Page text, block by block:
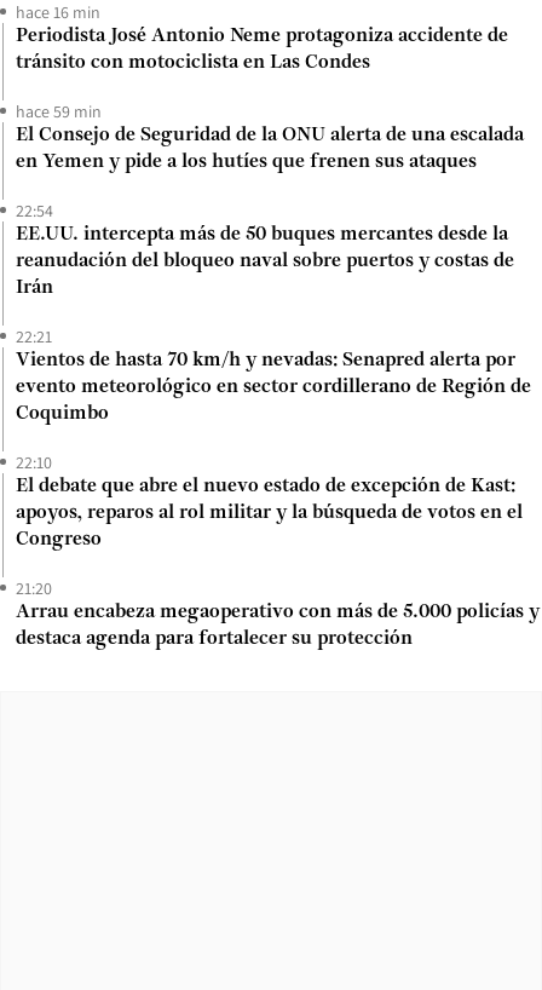
hace 16 min
Periodista José Antonio Neme protagoniza accidente de
tránsito con motociclista en Las Condes
hace 59 min
El Consejo de Seguridad de la ONU alerta de una escalada
en Yemen y pide a los hutíes que frenen sus ataques
22:54
EE.UU. intercepta más de 50 buques mercantes desde la
reanudación del bloqueo naval sobre puertos y costas de
Irán
22:21
Vientos de hasta 70 km/h y nevadas: Senapred alerta por
evento meteorológico en sector cordillerano de Región de
Coquimbo
22:10
El debate que abre el nuevo estado de excepción de Kast:
apoyos, reparos al rol militar y la búsqueda de votos en el
Congreso
21:20
Arrau encabeza megaoperativo con más de 5.000 policías y
destaca agenda para fortalecer su protección